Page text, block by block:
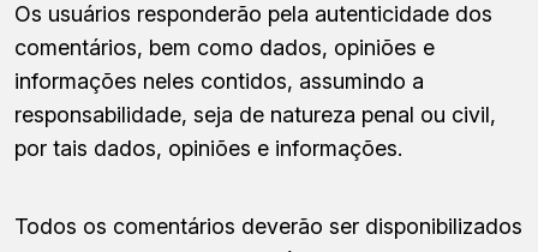
Os usuários responderão pela autenticidade dos
comentários, bem como dados, opiniões e
informações neles contidos, assumindo a
responsabilidade, seja de natureza penal ou civil,
por tais dados, opiniões e informações.
Todos os comentários deverão ser disponibilizados